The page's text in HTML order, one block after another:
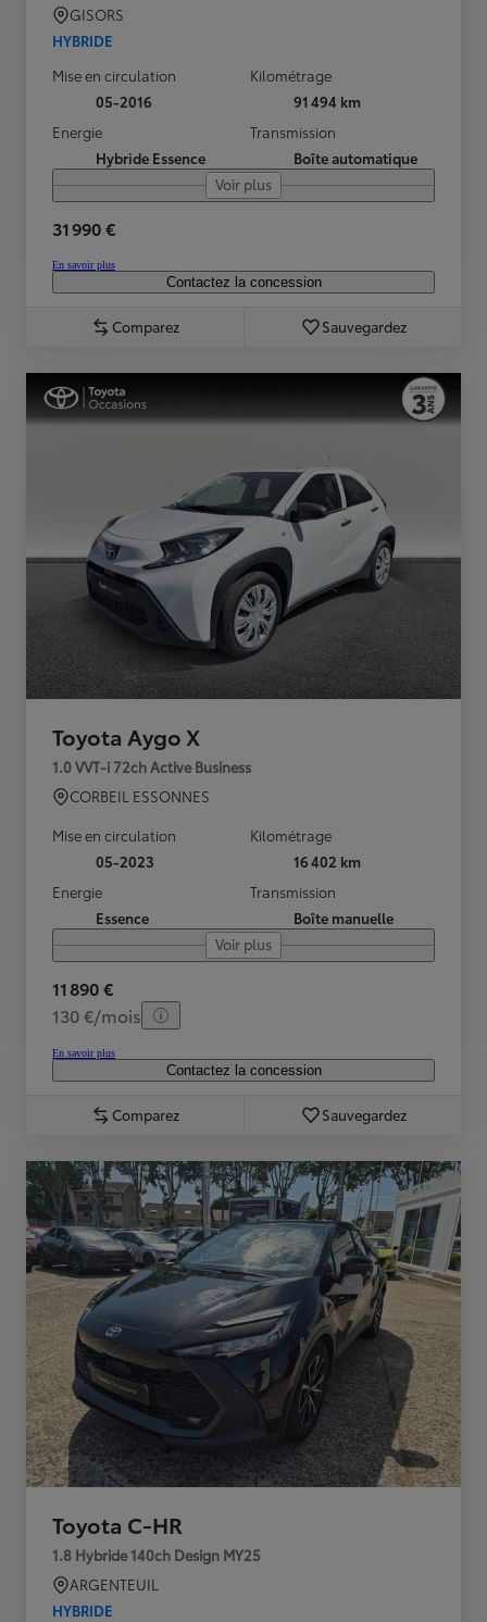
GISORS
HYBRIDE
Mise en circulation
05-2016
Kilométrage
91 494 km
Energie
Hybride Essence
Transmission
Boîte automatique
Voir plus
31 990 €
En savoir plus
Contactez la concession
Comparez Sauvegardez
Toyota Aygo X
1.0 VVT-i 72ch Active Business
CORBEIL ESSONNES
Mise en circulation
05-2023
Kilométrage
16 402 km
Energie
Essence
Transmission
Boîte manuelle
Voir plus
11 890 €
130 €/mois
En savoir plus
Contactez la concession
Comparez Sauvegardez
Toyota C-HR
1.8 Hybride 140ch Design MY25
ARGENTEUIL
HYBRIDE